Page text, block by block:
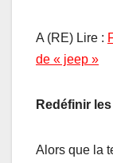
A (RE) Lire :
de « jeep »
Redéfinir
Alors que la